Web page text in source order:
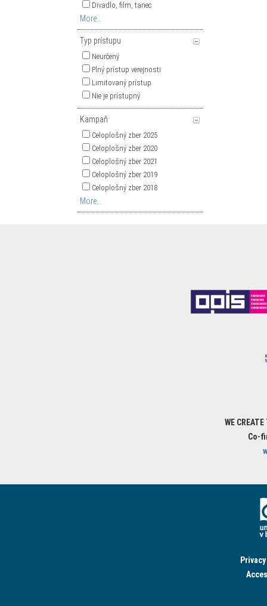
Divadlo, film, tanec
More...
Typ prístupu
Neurčený
Plný prístup verejnosti
Limitovaný prístup
Nie je prístupný
Kampaň
Celoplošný zber 2025
Celoplošný zber 2020
Celoplošný zber 2021
Celoplošný zber 2019
Celoplošný zber 2018
More...
WE
Co-